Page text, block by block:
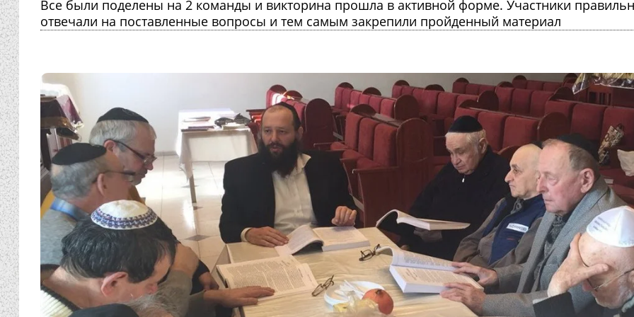
Все были поделены на 2 команды и викторина прошла в активной форме. Участники
отвечали на поставленные вопросы и тем самым закрепили пройденный материал